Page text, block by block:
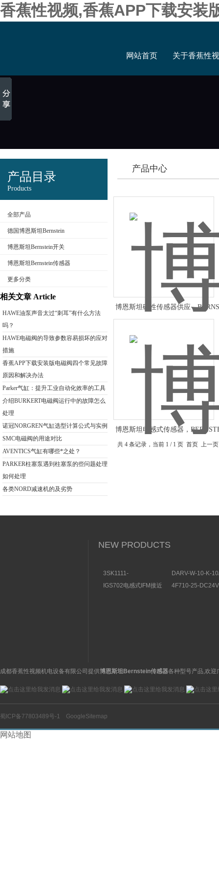
香蕉性视频,香蕉APP下载安装
网站首页 关于香蕉性
产品目录
Products
全部产品
德国博恩斯坦Bernstein
博恩斯坦Bernstein开关
博恩斯坦Bernstein传感器
更多分类
相关文章 Article
HAWE油泵声音太过“刺耳”有什么方法
吗？
HAWE电磁阀的导致参数容易损坏的应对
措施
香蕉APP下载安装版电磁阀四个常见故障
原因和解决办法
Parker气缸：提升工业自动化效率的工具
介绍BURKERT电磁阀运行中的故障怎么
处理
诺冠NORGREN气缸选型计算公式与实例
SMC电磁阀的用途对比
AVENTICS气缸有哪些*之处？
PARKER柱塞泵遇到柱塞泵的些问题处理
如何处理
各类NORD减速机的及劣势
产品中心
博恩斯坦磁性传感器供应，
博恩斯坦电感式传感器，
共 4 条记录，当前 1 / 1 页 首页 上
NEW PRODUCTS
3SK1111-
关特点及功能
DARV-W-10-K-
构分析
IGS702电感式IFM接近
4F710-25-
成都香蕉性视频机电设备有限公司提供博恩斯坦Bernstein传感器各种型号产品,欢迎
蜀ICP备77803489号-1 GoogleSitemap
网站地图